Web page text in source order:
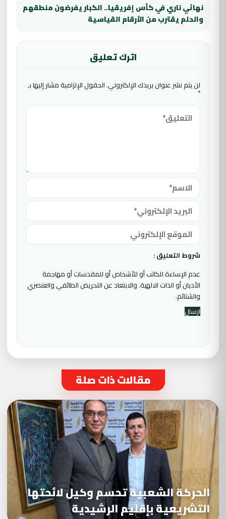
نهائي ناري في كأس إفريقيا.. الكبار يفرضون منطقهم
والحلم يقترب من الأرقام القياسية
اترك تعليق
لن يتم نشر عنوان بريدك الإلكتروني.الحقول الإلزامية مشار إليها بـ
*
شروط التعليق :
عدم الإساءة للكاتب أو للأشخاص أو للمقدسات أو مهاجمة
الأديان أو الذات الالهية. والابتعاد عن التحريض الطائفي والعنصري
والشتائم.
مقالات ذات صلة
الحركة الشعبية تحسم وكيل لائحتها
التشريعية بإقليم الرشيدية